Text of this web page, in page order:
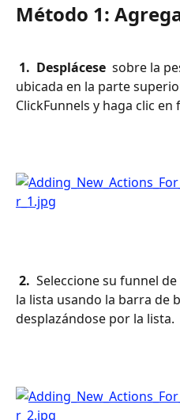
Método 1:
1. Desplácese sobre la
ubicada en la parte
ClickFunnels y haga clic en
2. Seleccione su funnel
la lista usando la barra de
desplazándose por la lista.